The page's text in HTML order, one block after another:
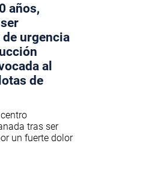
años,
urgencia
al
de
tras ser
un fuerte dolor